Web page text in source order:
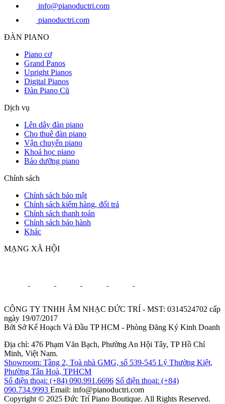
info@pianoductri.com
pianoductri.com
ĐÀN PIANO
Piano cơ
Grand Panos
Upright Pianos
Digital Pianos
Đàn Piano Cũ
Dịch vụ
Lên dây đàn piano
Cho thuê đàn piano
Vận chuyển piano
Khoá học piano
Bảo dưỡng piano
Chính sách
Chính sách bảo mật
Chính sách kiểm hàng, đổi trả
Chính sách thanh toán
Chính sách bảo hành
Khác
MẠNG XÃ HỘI
CÔNG TY TNHH ÂM NHẠC ĐỨC TRÍ - MST: 0314524702 cấp
ngày 19/07/2017
Bởi Sở Kế Hoạch Và Đầu TP HCM - Phòng Đăng Ký Kinh Doanh
Địa chỉ: 476 Phạm Văn Bạch, Phường An Hội Tây, TP Hồ Chí
Minh, Việt Nam.
Showroom: Tầng 2, Toà nhà GMG, số 539-545 Lý Thường Kiệt,
Phường Tân Hoà, TPHCM
Số điện thoại: (+84) 090.991.6696 Số điện thoại: (+84)
090.734.9993 Email: info@pianoductri.com
Copyright © 2025 Đức Trí Piano Boutique. All Rights Reserved.